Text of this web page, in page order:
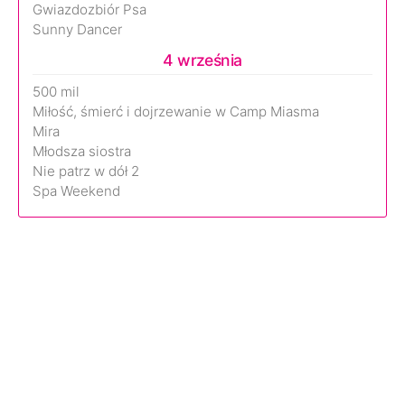
Gwiazdozbiór Psa
Sunny Dancer
4 września
500 mil
Miłość, śmierć i dojrzewanie w Camp Miasma
Mira
Młodsza siostra
Nie patrz w dół 2
Spa Weekend